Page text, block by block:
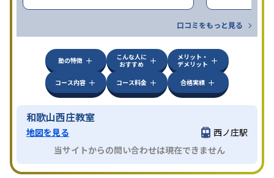
口コミをもっと見る
塾の特徴
こんな人に
おすすめ
メリット・
デメリット
コース内容
コース料金 合格実績
和歌山西庄教室
地図を見る
西ノ庄駅
当サイトからの問い合わせは現在できません